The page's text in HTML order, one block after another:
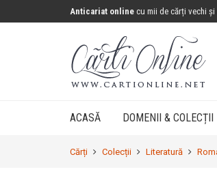
Anticariat online cu mii de cărți vechi
ACASĂ DOMENII & COLECȚII
Cărți Colecții Literatură